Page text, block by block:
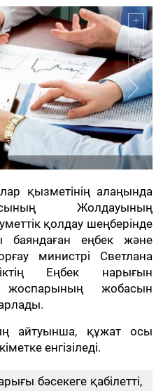
қызметінің алаңында
Жолдауының
қолдау шеңберінде
баяндаған еңбек және
министрі Светлана
Еңбек нарығын
жобасын
айтуынша, құжат осы
енгізіледі.
бәсекеге қабілетті,